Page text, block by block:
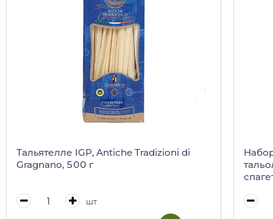
Тальятелле IGP, Antiсhe Tradizioni di
Gragnano, 500 г
шт